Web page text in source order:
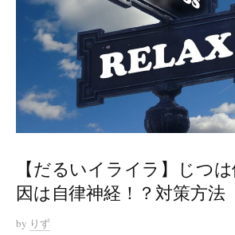
【だるいイライラ】じつ
因は自律神経！？対策方法
by りず